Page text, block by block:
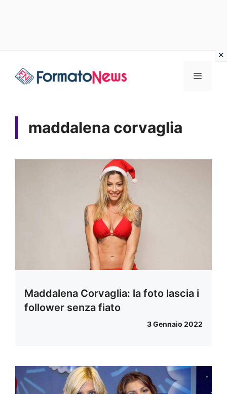
Menu
maddalena corvaglia
Maddalena Corvaglia: la foto lascia i
follower senza fiato
3 Gennaio 2022